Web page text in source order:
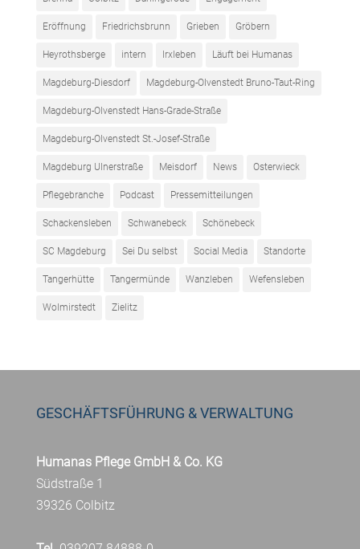
Eröffnung Friedrichsbrunn Grieben Gröbern
Heyrothsberge intern Irxleben Läuft bei Humanas
Magdeburg-Diesdorf Magdeburg-Olvenstedt Bruno-Taut-Ring
Magdeburg-Olvenstedt Hans-Grade-Straße
Magdeburg-Olvenstedt St.-Josef-Straße
Magdeburg Ulnerstraße Meisdorf News Osterwieck
Pflegebranche Podcast Pressemitteilungen
Schackensleben Schwanebeck Schönebeck
SC Magdeburg Sei Du selbst Social Media Standorte
Tangerhütte Tangermünde Wanzleben Wefensleben
Wolmirstedt Zielitz
GESCHÄFTSFÜHRUNG & VERWALTUNG
Humanas Pflege GmbH & Co. KG
Südstraße 1
39326 Colbitz